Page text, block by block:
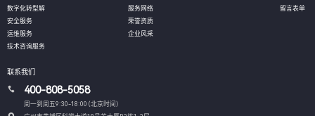
数字化转型解
安全服务
运维服务
技术咨询服务
服务网络
荣誉资质
企业风采
留言表单
联系我们
400-808-5058
周一到周五9:30-18:00 (北京时间）